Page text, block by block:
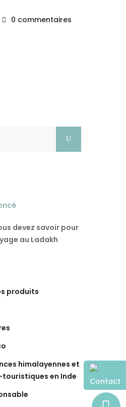
0 commentaires
devez savoir pour
au Ladakh
produits
himalayennes et
en Inde
Contact